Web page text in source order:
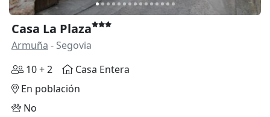
Casa La Plaza
Armuña - Segovia
10 + 2
Casa Entera
En población
No